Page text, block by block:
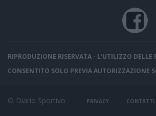
RIPRODUZIONE RISERVATA - L'UTILIZZO DELLE
CONSENTITO SOLO PREVIA AUTORIZZAZIONE
© Diario Sportivo PRIVACY CONTATTI